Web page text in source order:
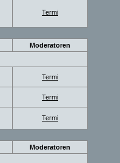
Termi
Moderatoren
Termi
Termi
Termi
Moderatoren